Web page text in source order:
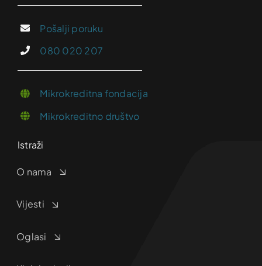
Pošalji poruku
080 020 207
Mikrokreditna fondacija
Mikrokreditno društvo
Istraži
O nama
Vijesti
Oglasi